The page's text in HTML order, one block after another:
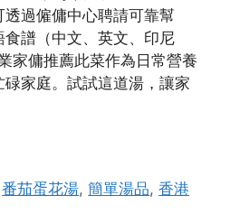
過僱傭中心聘請可靠幫
譜（中文、英文、印尼
家傭推薦此菜作為日常營養
家庭。試試這道湯，讓家
番茄蛋花湯,簡單湯品,香港